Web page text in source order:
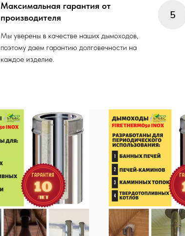
Максимальная гарантия от
производителя
Мы уверены в качестве наших дымоходов,
поэтому даем гарантию долговечности на
каждое изделие.